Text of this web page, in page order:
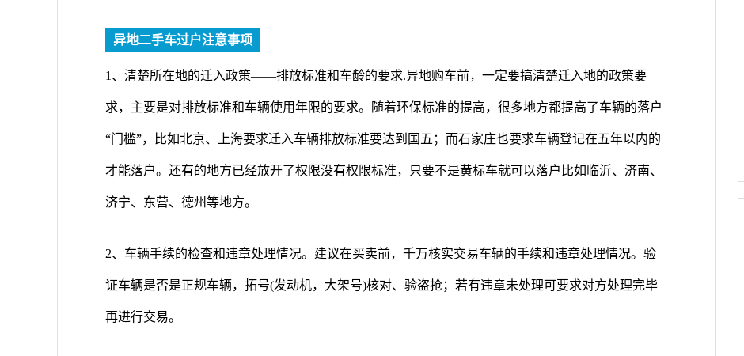
异地二手车过户注意事项
1、清楚所在地的迁入政策——排放标准和车龄的要求.异地购车前，一定要搞清楚迁入地的政策要
求，主要是对排放标准和车辆使用年限的要求。随着环保标准的提高，很多地方都提高了车辆的落户
“门槛”，比如北京、上海要求迁入车辆排放标准要达到国五；而石家庄也要求车辆登记在五年以内的
才能落户。还有的地方已经放开了权限没有权限标准，只要不是黄标车就可以落户比如临沂、济南、
济宁、东营、德州等地方。
2、车辆手续的检查和违章处理情况。建议在买卖前，千万核实交易车辆的手续和违章处理情况。验
证车辆是否是正规车辆，拓号(发动机，大架号)核对、验盗抢；若有违章未处理可要求对方处理完毕
再进行交易。